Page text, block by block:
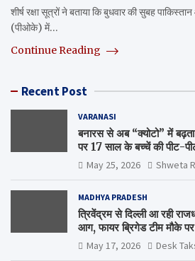
शीर्ष रक्षा सूत्रों ने बताया कि बुधवार की सुबह
(पीओके) में…
Continue Reading
Recent Post
VARANASI
बनारस से अब “क्योटो” में
पर 17 साल के बच्चें की पीट-
May 25, 2026 Shweta
MADHYA PRADESH
त्रिवेंद्रम से दिल्ली आ रही
आग, फायर ब्रिगेड टीम मौके पर
May 17, 2026 Desk